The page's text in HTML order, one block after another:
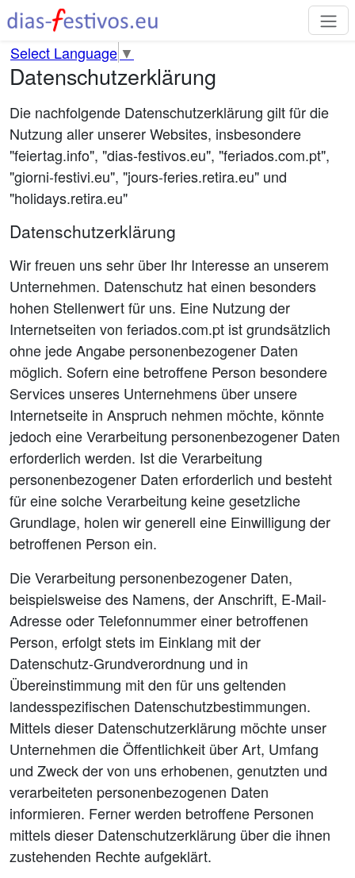
Select Language ▼
Datenschutzerklärung
Die nachfolgende Datenschutzerklärung gilt für die
Nutzung aller unserer Websites, insbesondere
"feiertag.info", "dias-festivos.eu", "feriados.com.pt",
"giorni-festivi.eu", "jours-feries.retira.eu" und
"holidays.retira.eu"
Datenschutzerklärung
Wir freuen uns sehr über Ihr Interesse an unserem
Unternehmen. Datenschutz hat einen besonders
hohen Stellenwert für uns. Eine Nutzung der
Internetseiten von feriados.com.pt ist grundsätzlich
ohne jede Angabe personenbezogener Daten
möglich. Sofern eine betroffene Person besondere
Services unseres Unternehmens über unsere
Internetseite in Anspruch nehmen möchte, könnte
jedoch eine Verarbeitung personenbezogener Daten
erforderlich werden. Ist die Verarbeitung
personenbezogener Daten erforderlich und besteht
für eine solche Verarbeitung keine gesetzliche
Grundlage, holen wir generell eine Einwilligung der
betroffenen Person ein.
Die Verarbeitung personenbezogener Daten,
beispielsweise des Namens, der Anschrift, E-Mail-
Adresse oder Telefonnummer einer betroffenen
Person, erfolgt stets im Einklang mit der
Datenschutz-Grundverordnung und in
Übereinstimmung mit den für uns geltenden
landesspezifischen Datenschutzbestimmungen.
Mittels dieser Datenschutzerklärung möchte unser
Unternehmen die Öffentlichkeit über Art, Umfang
und Zweck der von uns erhobenen, genutzten und
verarbeiteten personenbezogenen Daten
informieren. Ferner werden betroffene Personen
mittels dieser Datenschutzerklärung über die ihnen
zustehenden Rechte aufgeklärt.